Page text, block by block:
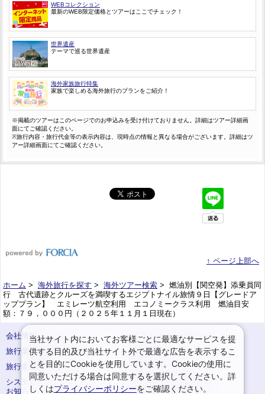
WEBコレクション
最新のWEB限定価格とツアーはここでチェック！
世界遺産
テーマで巡る世界遺産
海外家族旅行特集
家族で楽しめる海外旅行のプランをご紹介！
※掲載のツアーはこのページでのお申込みを受け付けておりません。詳細はツアー詳細画
面にてご確認ください。
※旅行内容・旅行代金等の表示内容は、現時点の情報と異なる場合がございます。詳細はツ
アー詳細画面にてご確認ください。
↑ ページ上部へ
ホーム > 海外旅行を探す > 海外ツアー検索 > 燃油別【関空発】添乗員同
行 古代遺跡とクルーズを満喫するエジプトナイル旅情９日【グレードア
ッププラン】 エミレーツ航空利用 エコノミークラス利用 燃油目安
額：７９，０００円（２０２５年１１月１日現在）
会社情報
プライバシーポリシー
旅行業登録票・約款
規約集
旅行条件書
サイトマップ
システムメンテナンスの
お知らせ
お申込みまでの手順
当社サイト内においてお客様ごとに最適なサービスを提
供する目的及び当社サイト外で最適な広告を表示するこ
とを目的にCookieを使用しています。Cookieの使用に
同意いただける場合は同意するを選択してください。詳
しくはプライバシーポリシーをご確認ください。